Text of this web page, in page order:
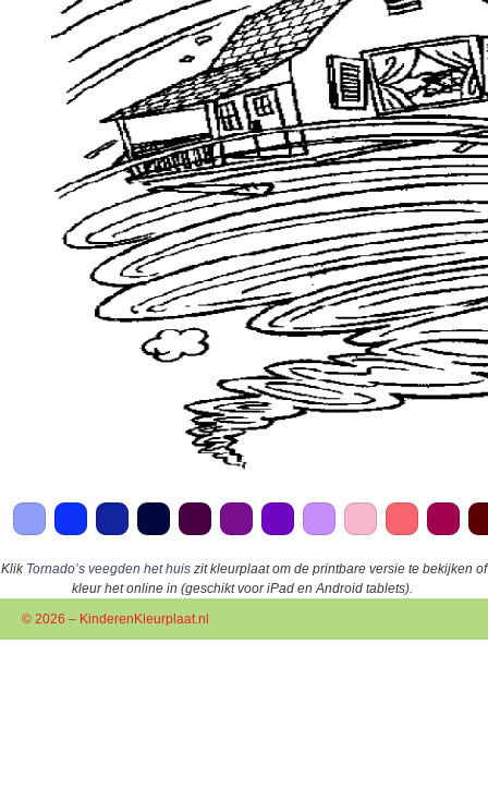
Klik Tornado’s veegden het huis zit kleurplaat om de printbare versie te bekijken of
kleur het online in (geschikt voor iPad en Android tablets).
© 2026 – KinderenKleurplaat.nl